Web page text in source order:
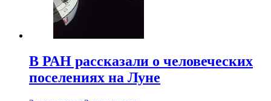
В РАН рассказали о человеческих
поселениях на Луне